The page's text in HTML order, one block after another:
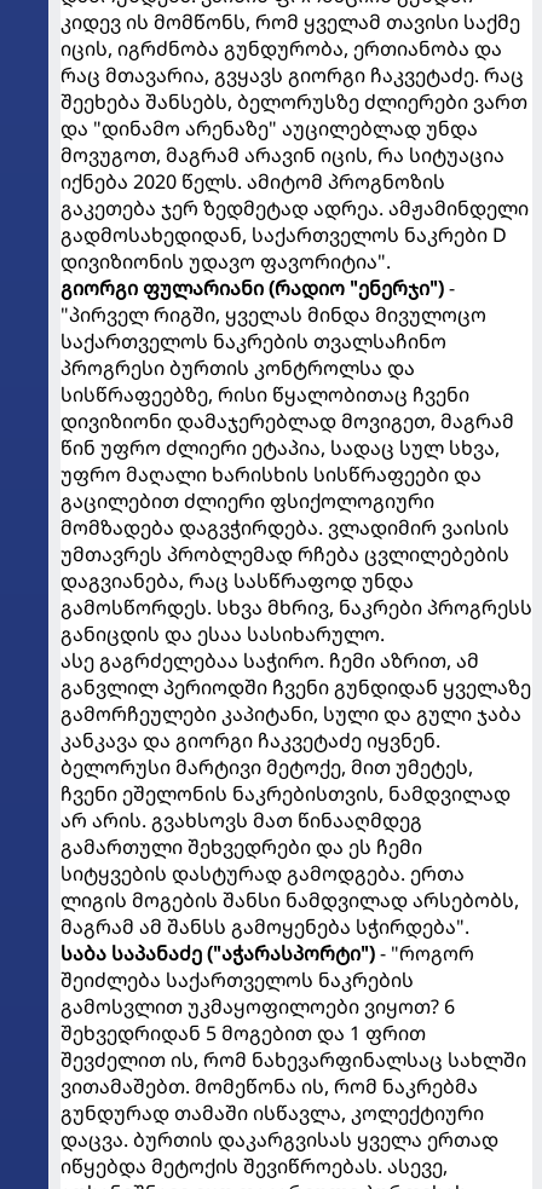
კიდევ ის მომწონს, რომ ყველამ თავისი საქმე
იცის, იგრძნობა გუნდურობა, ერთიანობა და
რაც მთავარია, გვყავს გიორგი ჩაკვეტაძე. რაც
შეეხება შანსებს, ბელორუსზე ძლიერები ვართ
და "დინამო არენაზე" აუცილებლად უნდა
მოვუგოთ, მაგრამ არავინ იცის, რა სიტუაცია
იქნება 2020 წელს. ამიტომ პროგნოზის
გაკეთება ჯერ ზედმეტად ადრეა. ამჟამინდელი
გადმოსახედიდან, საქარ​თველოს ნაკრები D
დივიზიონის უდავო ფავორიტია".
გიორგი ფულარიანი (რადიო "ენერჯი")-
"პირველ რიგში, ყველას მინდა მივულოცო
საქართველოს ნაკრების თვალსაჩინო
პროგრესი ბურთის კონტროლსა და
სისწრაფეებზე, რისი წყალობითაც ჩვენი
დივიზიონი დამაჯერებლად მოვიგეთ, მაგრამ
წინ უფრო ძლიერი ეტაპია, სადაც სულ სხვა,
უფრო მაღალი ხარისხის სისწრაფეები და
გაცილებით ძლიერი ფსიქოლოგიური
მომზადება დაგვჭირდება. ვლადიმირ ვაისის
უმთავრეს პრობლემად რჩება ცვლილებების
დაგვიანება, რაც სასწრაფოდ უნდა
გამოსწორდეს. სხვა მხრივ, ნაკრები პროგრესს
განიცდის და ესაა სასიხარულო.
ასე გაგრძელებაა საჭირო. ჩემი აზრით, ამ
განვლილ პერიოდში ჩვენი გუნდიდან ყველაზე
გამორჩეულები კაპიტანი, სული და გული ჯაბა
კანკავა და გიორგი ჩაკვეტაძე იყვნენ.
ბელორუსი მარტივი მეტოქე, მით უმეტეს,
ჩვენი ეშელონის ნაკრებისთვის, ნამდვილად
არ არის. გვახსოვს მათ წინააღმდეგ
გამართული შეხვედრები და ეს ჩემი
სიტყვების დასტურად გამოდგება. ერთა
ლიგის მოგების შანსი ნამდვილად არსებობს,
მაგრამ ამ შანსს გამოყენება სჭირდება".
საბა საპანაძე ("აჭარასპორტი")- "როგორ
შეიძლება საქართველოს ნაკრების
გამოსვლით უკმაყოფილოები ვიყოთ? 6
შეხვედრიდან 5 მოგებით და 1 ფრით
შევძელით ის, რომ ნახევარფინალსაც სახლში
ვითამაშებთ. მომეწონა ის, რომ ნაკრებმა
გუნდურად თამაში ისწავლა, კოლექტიური
დაცვა. ბურთის დაკარგვისას ყველა ერთად
იწყებდა მეტოქის შევიწროებას. ასევე,